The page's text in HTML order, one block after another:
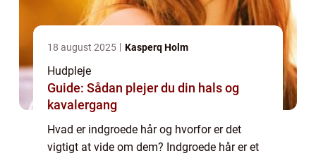
18 august 2025 Kasperq Holm
Hudpleje
Guide: Sådan plejer du din hals og
kavalergang
Hvad er indgroede hår og hvorfor er det
vigtigt at vide om dem? Indgroede hår er et